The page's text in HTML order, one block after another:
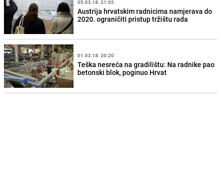
05.03.18. 21:02
Austrija hrvatskim radnicima namjerava do
2020. ograničiti pristup tržištu rada
01.03.18. 20:20
Teška nesreća na gradilištu: Na radnike pao
betonski blok, poginuo Hrvat